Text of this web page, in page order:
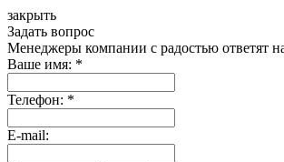
закрыть
Задать вопрос
Менеджеры компании с радостью ответят
Ваше имя: *
Телефон: *
E-mail: